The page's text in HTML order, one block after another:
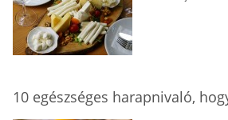
10 egészséges harapnivaló,